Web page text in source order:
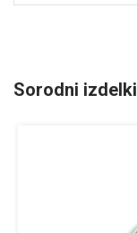
Sorodni izdelki